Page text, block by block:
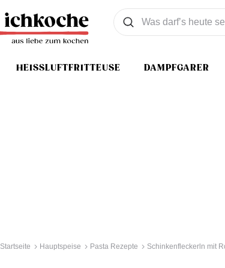
HEISSLUFTFRITTEUSE DAMPFGARER
Was wollen Sie suchen
Suchen
Startseite Hauptspeise Pasta Rezepte Schinkenfleckerln mit